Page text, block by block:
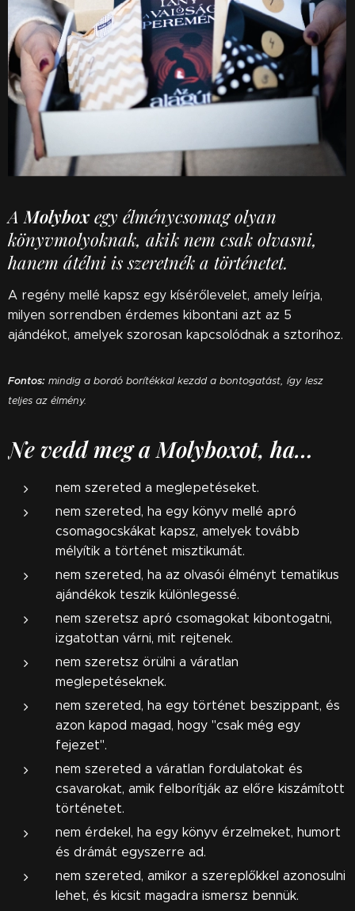
A Molyboxegy élménycsomag olyan
könyvmolyoknak, akik nem csak olvasni,
hanem átélni is szeretnék a történetet.
A regény mellé kapsz egy kísérőlevelet, amely leírja,
milyen sorrendben érdemes kibontani azt az 5
ajándékot, amelyek szorosan kapcsolódnak a sztorihoz.
Fontos: mindig a bordó borítékkal kezdd a bontogatást, így lesz
teljes az élmény.
Ne vedd meg a Molyboxot, ha…
nem szereted a meglepetéseket.
nem szereted, ha egy könyv mellé apró
csomagocskákat kapsz, amelyek tovább
mélyítik a történet misztikumát.
nem szereted, ha az olvasói élményt tematikus
ajándékok teszik különlegessé.
nem szeretsz apró csomagokat kibontogatni,
izgatottan várni, mit rejtenek.
nem szeretsz örülni a váratlan
meglepetéseknek.
nem szereted, ha egy történet beszippant, és
azon kapod magad, hogy "csak még egy
fejezet".
nem szereted a váratlan fordulatokat és
csavarokat, amik felborítják az előre kiszámított
történetet.
nem érdekel, ha egy könyv érzelmeket, humort
és drámát egyszerre ad.
nem szereted, amikor a szereplőkkel azonosulni
lehet, és kicsit magadra ismersz bennük.